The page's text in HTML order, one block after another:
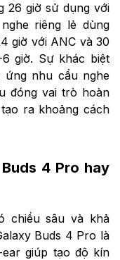
26 giờ sử dụng với
riêng lẻ dùng
giờ với ANC và 30
giờ. Sự khác biệt
ứng nhu cầu nghe
đóng vai trò hoàn
ra khoảng cách
4 Pro hay
chiều sâu và khả
Buds 4 Pro là
giúp tạo độ kín